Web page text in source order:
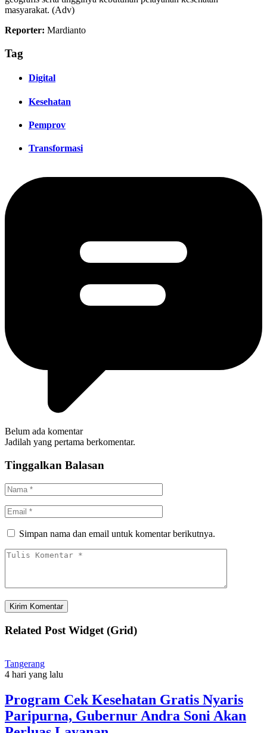
masyarakat. (Adv)
Reporter: Mardianto
Tag
Digital
Kesehatan
Pemprov
Transformasi
Belum ada komentar
Jadilah yang pertama berkomentar.
Tinggalkan Balasan
Simpan nama dan email untuk komentar berikutnya.
Related Post Widget (Grid)
Tangerang
4 hari yang lalu
Program Cek Kesehatan Gratis Nyaris
Paripurna, Gubernur Andra Soni Akan